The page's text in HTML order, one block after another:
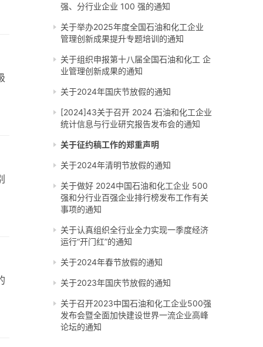
强、分行业企业 100 强的通知
关于举办2025年度全国石油和化工企业
管理创新成果提升专题培训的通知
关于组织申报第十八届全国石油和化工 企
业管理创新成果的通知
关于2024年国庆节放假的通知
[2024]43关于召开 2024 石油和化工企业
统计信息与行业研究报告发布会的通知
关于征约稿工作的郑重声明
关于2024年清明节放假的通知
关于做好 2024中国石油和化工企业 500
强和分行业百强企业排行榜发布工作有关
事项的通知
关于认真组织全行业全力实现一季度经济
运行“开门红”的通知
关于2024年春节放假的通知
关于2023年国庆节放假的通知
关于召开2023中国石油和化工企业500强
发布会暨全面加快建设世界一流企业高峰
论坛的通知